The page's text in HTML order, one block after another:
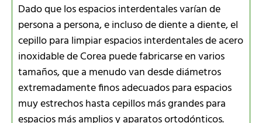
Dado que los espacios interdentales varían de
persona a persona, e incluso de diente a diente, el
cepillo para limpiar espacios interdentales de acero
inoxidable de Corea puede fabricarse en varios
tamaños, que a menudo van desde diámetros
extremadamente finos adecuados para espacios
muy estrechos hasta cepillos más grandes para